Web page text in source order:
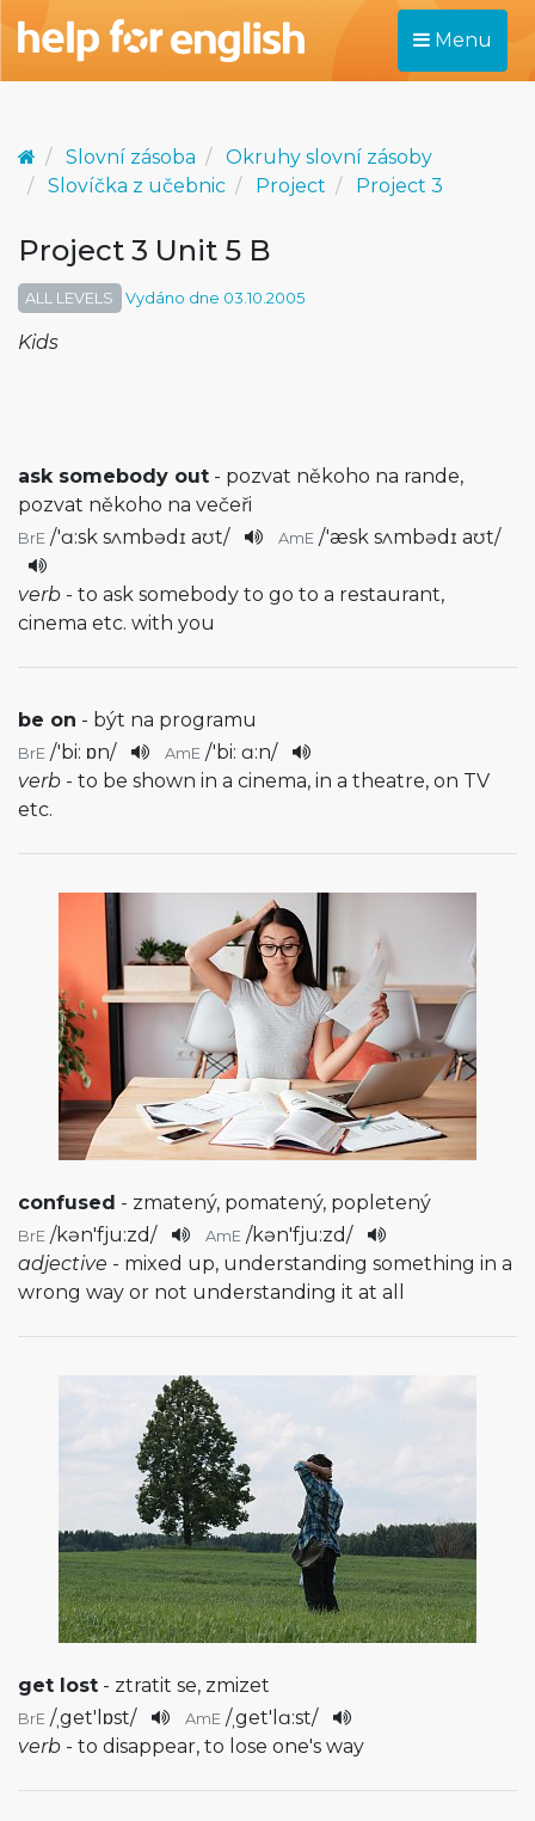
Menu
Slovní zásoba
Okruhy slovní zásoby
Slovíčka z učebnic
Project Project 3
Project 3 Unit 5 B
ALL LEVELS Vydáno dne 03.10.2005
Kids
ask somebody out - pozvat někoho na rande,
pozvat někoho na večeři
BrE /'ɑ:sk sʌmbədɪ aʊt/ AmE /'æsk sʌmbədɪ aʊt/
verb - to ask somebody to go to a restaurant,
cinema etc. with you
be on - být na programu
BrE /'bi: ɒn/ AmE /'bi: ɑ:n/
verb - to be shown in a cinema, in a theatre, on TV
etc.
confused - zmatený, pomatený, popletený
BrE /kən'fju:zd/ AmE /kən'fju:zd/
adjective - mixed up, understanding something in a
wrong way or not understanding it at all
get lost - ztratit se, zmizet
BrE /ˌget'lɒst/ AmE /ˌget'lɑ:st/
verb - to disappear, to lose one's way